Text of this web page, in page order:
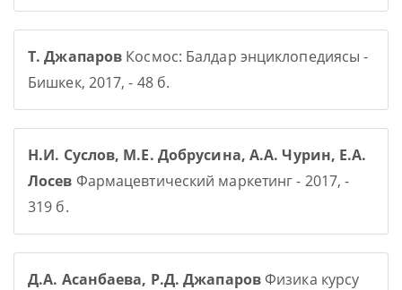
Т. Джапаров Космос: Балдар энциклопедиясы -
Бишкек, 2017, - 48 б.
Н.И. Суслов, М.Е. Добрусина, А.А. Чурин, Е.А.
Лосев Фармацевтический маркетинг - 2017, -
319 б.
Д.А. Асанбаева, Р.Д. ДжапаровФизика курсу